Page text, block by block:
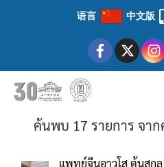
语言 中文版
ค้นพบ 17 รายการ จาก
แพทย์จีนอาวุโส ต้นสกุ